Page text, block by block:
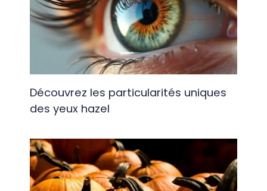
Découvrez les particularités uniques
des yeux hazel